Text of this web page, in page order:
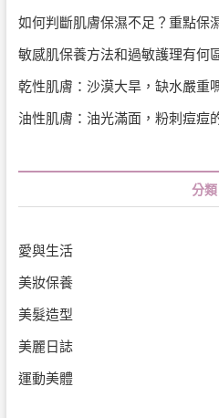
如何判斷肌膚保濕不足？重點保
敏感肌保養方法和過敏護理有何
乾性肌膚：沙漠大旱，缺水嚴重
油性肌膚：油光滿面，粉刺痘痘
分類
愛與生活
美妝保養
美髮造型
美麗日誌
運動美體